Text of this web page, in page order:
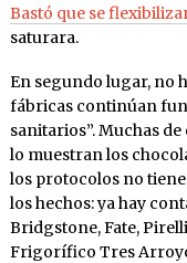
Bastó que se
saturara.
En segundo lugar, no
fábricas continúan
sanitarios”. Muchas
lo muestran los
los protocolos no
los hechos: ya hay
Bridgstone, Fate,
Frigorífico Tres